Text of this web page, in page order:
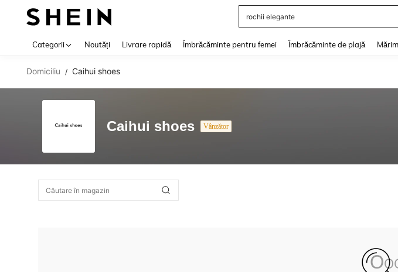
rochii elegante
Categorii Noutăți Livrare rapidă Îmbrăcăminte pentru femei Îmbrăcăminte de plajă
Domiciliu / Caihui shoes
Caihui shoes Vânzător